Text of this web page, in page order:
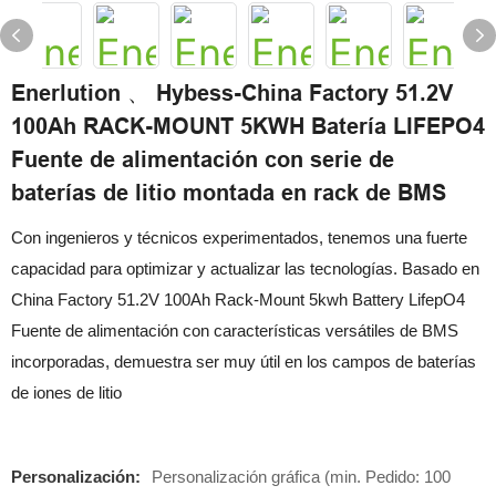
Enerlution 、 Hybess-China Factory 51.2V
100Ah RACK-MOUNT 5KWH Batería LIFEPO4
Fuente de alimentación con serie de
baterías de litio montada en rack de BMS
Con ingenieros y técnicos experimentados, tenemos una fuerte
capacidad para optimizar y actualizar las tecnologías. Basado en
China Factory 51.2V 100Ah Rack-Mount 5kwh Battery LifepO4
Fuente de alimentación con características versátiles de BMS
incorporadas, demuestra ser muy útil en los campos de baterías
de iones de litio
Personalización:
Personalización gráfica (min. Pedido: 100